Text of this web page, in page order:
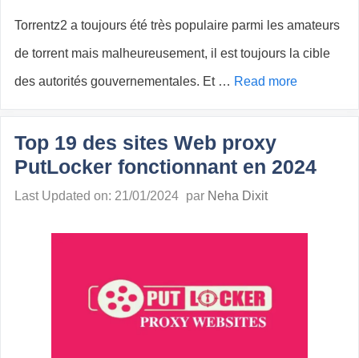
Torrentz2 a toujours été très populaire parmi les amateurs
de torrent mais malheureusement, il est toujours la cible
des autorités gouvernementales. Et … Read more
Top 19 des sites Web proxy
PutLocker fonctionnant en 2024
Last Updated on: 21/01/2024 par Neha Dixit